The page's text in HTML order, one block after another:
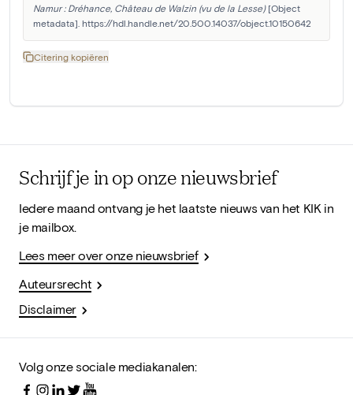
Namur : Dréhance, Château de Walzin (vu de la Lesse) [Object
metadata]. https://hdl.handle.net/20.500.14037/object.10150642
Citering kopiëren
Schrijf je in op onze nieuwsbrief
Iedere maand ontvang je het laatste nieuws van het KIK in
je mailbox.
Lees meer over onze nieuwsbrief
Auteursrecht
Disclaimer
Volg onze sociale mediakanalen: